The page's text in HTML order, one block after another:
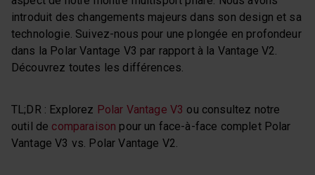
introduit des changements majeurs dans son design et sa
technologie. Suivez-nous pour une plongée en profondeur
dans la Polar Vantage V3 par rapport à la Vantage V2.
Découvrez toutes les différences.
TL;DR : Explorez Polar Vantage V3 ou consultez notre
outil de comparaison pour un face-à-face complet Polar
Vantage V3 vs. Polar Vantage V2.